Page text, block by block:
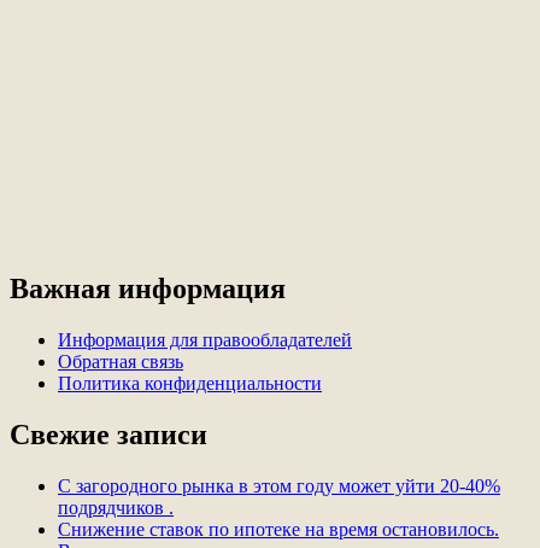
Важная информация
Информация для правообладателей
Обратная связь
Политика конфиденциальности
Свежие записи
С загородного рынка в этом году может уйти 20-40%
подрядчиков .
Снижение ставок по ипотеке на время остановилось.